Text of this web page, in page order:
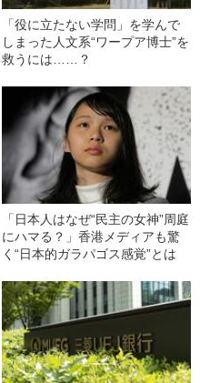
「役に立たない学問」を学んで
しまった人文系“ワープア博士”を
救うには……？
「日本人はなぜ“民主の女神”周庭
にハマる？」香港メディアも驚
く“日本的ガラパゴス感覚”とは